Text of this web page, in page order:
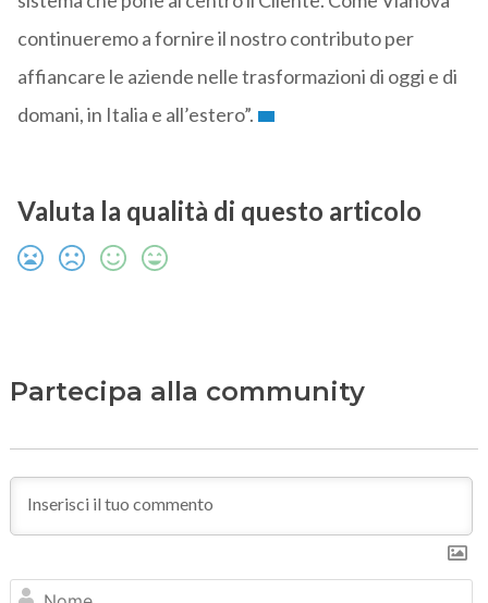
continueremo a fornire il nostro contributo per
affiancare le aziende nelle trasformazioni di oggi e di
domani, in Italia e all’estero”.
Valuta la qualità di questo articolo
Partecipa alla community